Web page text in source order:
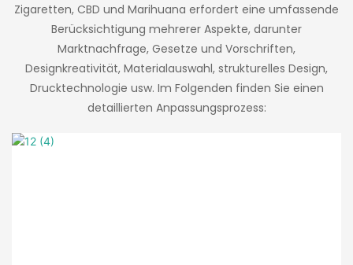
Zigaretten, CBD und Marihuana erfordert eine umfassende
Berücksichtigung mehrerer Aspekte, darunter
Marktnachfrage, Gesetze und Vorschriften,
Designkreativität, Materialauswahl, strukturelles Design,
Drucktechnologie usw. Im Folgenden finden Sie einen
detaillierten Anpassungsprozess: